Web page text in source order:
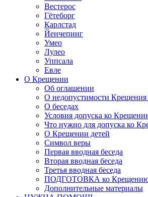
Вестерос
Гётеборг
Карлстад
Йенчепинг
Умео
Лулео
Уппсала
Евле
О Крещении
Об оглашении
О недопустимости Крещения
О беседах
Условия допуска ко
Что нужно для допуска ко
О Крещении детей
Символ веры
Первая вводная беседа
Вторая вводная беседа
Третья вводная беседа
ПОДГОТОВКА ко Крещению
Дополнительные материалы